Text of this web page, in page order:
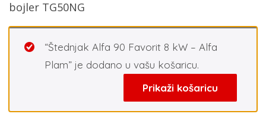
bojler TG50NG
“Štednjak Alfa 90 Favorit 8 kW – Alfa
Plam” je dodano u vašu košaricu.
Prikaži košaricu